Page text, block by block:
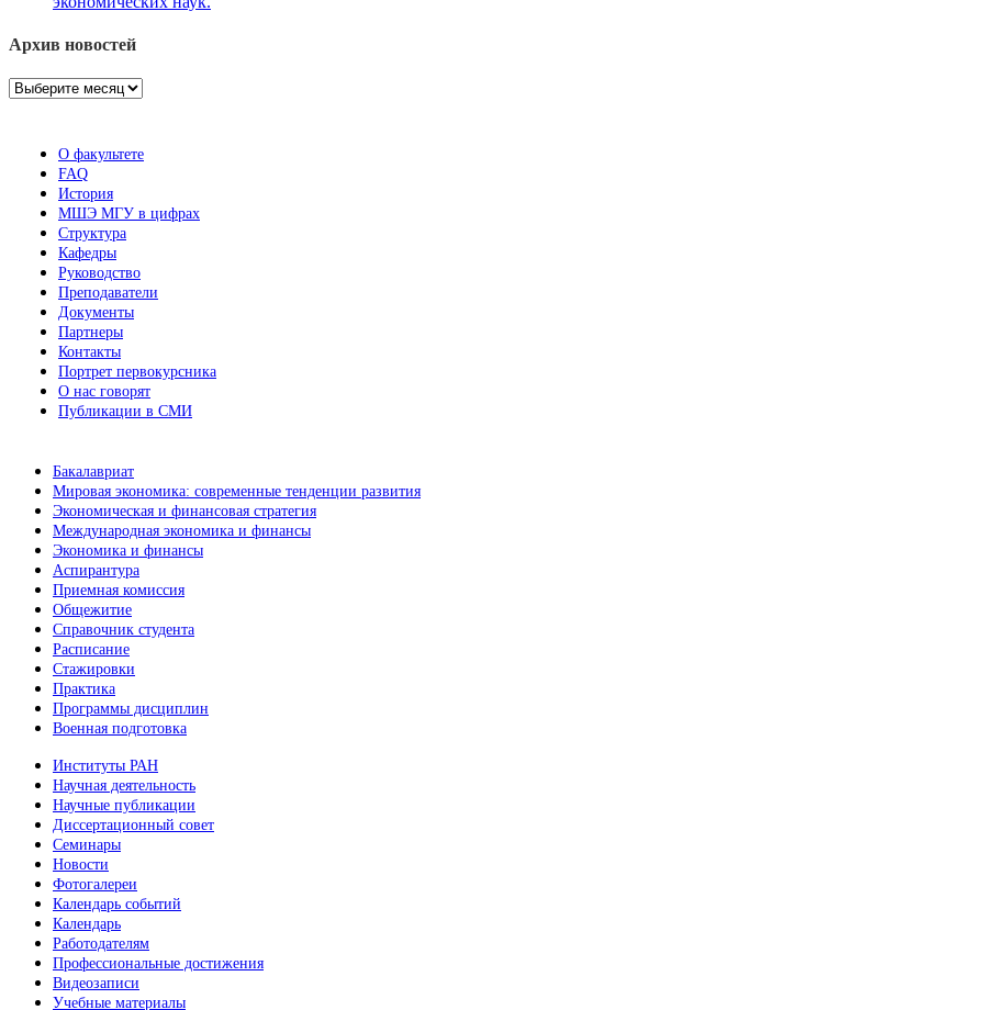
Архив новостей
Архив
О факультете
FAQ
История
МШЭ МГУ в цифрах
Структура
Кафедры
Руководство
Преподаватели
Документы
Партнеры
Контакты
Портрет первокурсника
О нас говорят
Публикации в СМИ
Бакалавриат
Мировая экономика: современные тенденции развития
Экономическая и финансовая стратегия
Международная экономика и финансы
Экономика и финансы
Аспирантура
Приемная комиссия
Общежитие
Справочник студента
Расписание
Стажировки
Практика
Программы дисциплин
Военная подготовка
Институты РАН
Научная деятельность
Научные публикации
Диссертационный совет
Семинары
Новости
Фотогалереи
Календарь событий
Календарь
Работодателям
Профессиональные достижения
Видеозаписи
Учебные материалы